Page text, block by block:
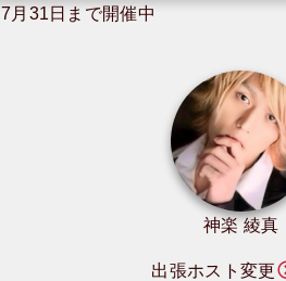
7月31日まで開催中
神楽 綾真
出張ホスト変更